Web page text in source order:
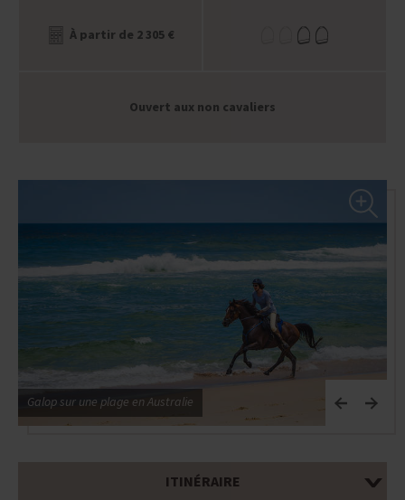
À partir de 2 305 €
Ouvert aux non cavaliers
Galop sur une plage en Australie
ITINÉRAIRE